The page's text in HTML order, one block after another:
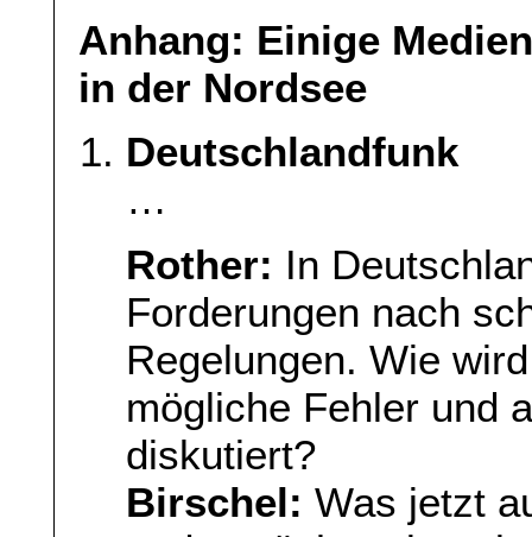
Anhang: Einige
in der Nordsee
Deutschlandfunk
…
Rother: In
Forderungen nach
Regelungen. Wie
mögliche Fehler und
diskutiert?
Birschel:Was jetzt